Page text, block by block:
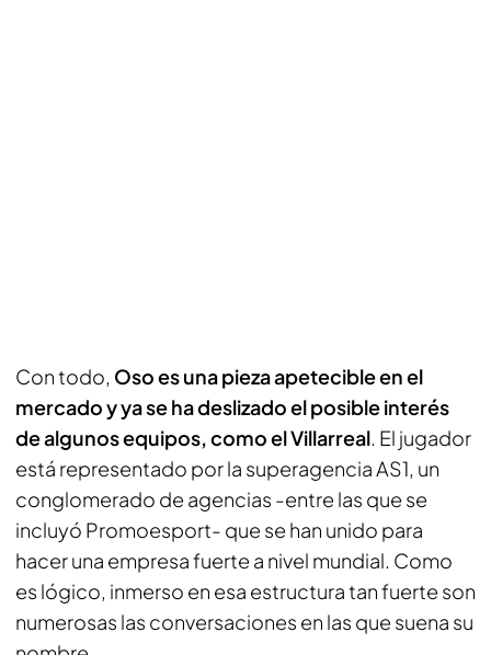
Con todo, Oso es una pieza apetecible en el
mercado y ya se ha deslizado el posible interés
de algunos equipos, como el Villarreal. El jugador
está representado por la superagencia AS1, un
conglomerado de agencias -entre las que se
incluyó Promoesport- que se han unido para
hacer una empresa fuerte a nivel mundial. Como
es lógico, inmerso en esa estructura tan fuerte son
numerosas las conversaciones en las que suena su